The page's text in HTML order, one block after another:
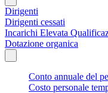
Dirigenti
Dirigenti cessati
Incarichi Elevata
Dotazione organica
Conto annuale del
Costo personale